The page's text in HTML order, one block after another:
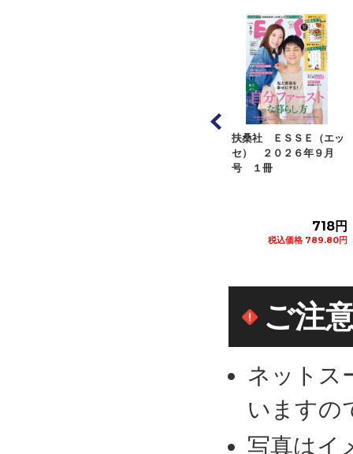
アシェット・コレクショ
ンズ・ジャパン くまの
プーさん楽しい...
272円
税込価格 299.20円
ご注
ネットス
いますの
写真はイ